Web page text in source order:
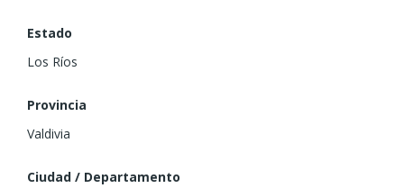
Estado
Los Ríos
Provincia
Valdivia
Ciudad / Departamento